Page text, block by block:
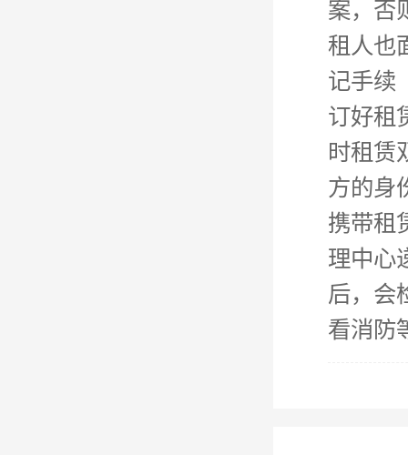
案，
租人
记手
订好
时租
方的
携带租
理中
后，会
看消防